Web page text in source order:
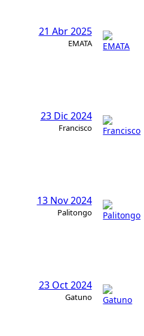
21 Abr 2025
EMATA
23 Dic 2024
Francisco
13 Nov 2024
Palitongo
23 Oct 2024
Gatuno